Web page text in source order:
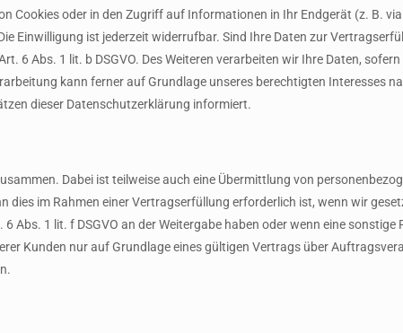
Cookies oder in den Zugriff auf Informationen in Ihr Endgerät (z. B.
Einwilligung ist jederzeit widerrufbar. Sind Ihre Daten zur
Abs. 1 lit. b DSGVO. Des Weiteren verarbeiten wir Ihre Daten,
kann ferner auf Grundlage unseres berechtigten Interesses
dieser Datenschutzerklärung informiert.
Dabei ist teilweise auch eine Übermittlung von
dies im Rahmen einer Vertragserfüllung erforderlich ist, wenn wir
1 lit. f DSGVO an der Weitergabe haben oder wenn eine
Kunden nur auf Grundlage eines gültigen Vertrags über